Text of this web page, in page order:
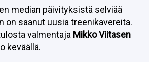
median päivityksistä selviää
on saanut uusia treenikavereita.
valmentaja Mikko Viitasen
keväällä.